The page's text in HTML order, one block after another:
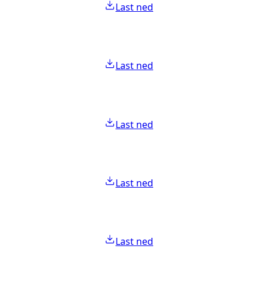
Last ned
Last ned
Last ned
Last ned
Last ned